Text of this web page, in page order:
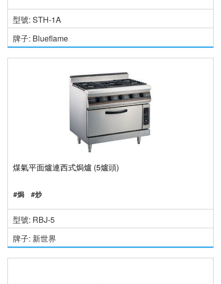
型號: STH-1A
牌子: Blueflame
煤氣平面爐連西式焗爐 (5爐頭)
#焗 #炒
型號: RBJ-5
牌子: 新世界